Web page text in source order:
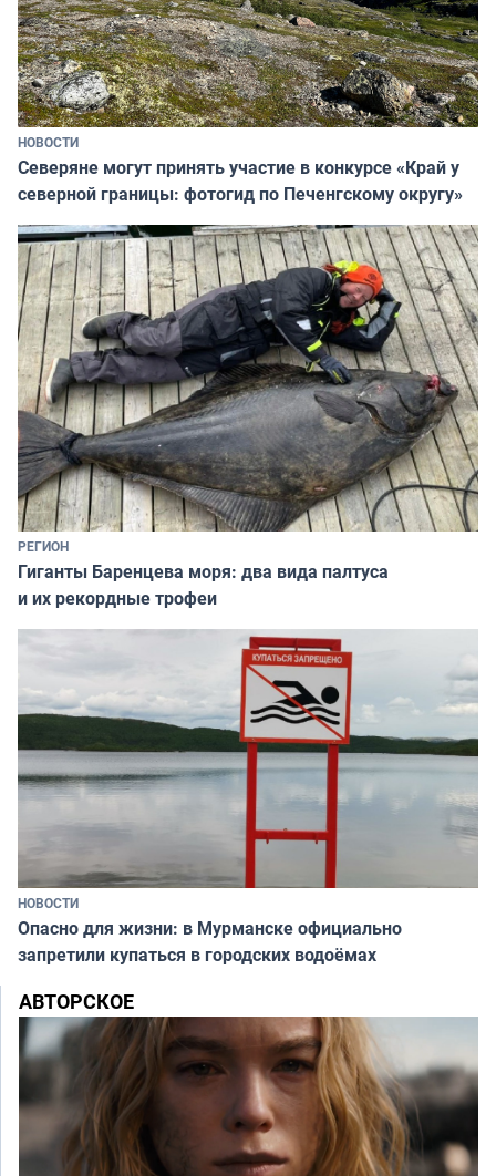
НОВОСТИ
Северяне могут принять участие в конкурсе «Край у
северной границы: фотогид по Печенгскому округу»
РЕГИОН
Гиганты Баренцева моря: два вида палтуса
и их рекордные трофеи
НОВОСТИ
Опасно для жизни: в Мурманске официально
запретили купаться в городских водоёмах
АВТОРСКОЕ